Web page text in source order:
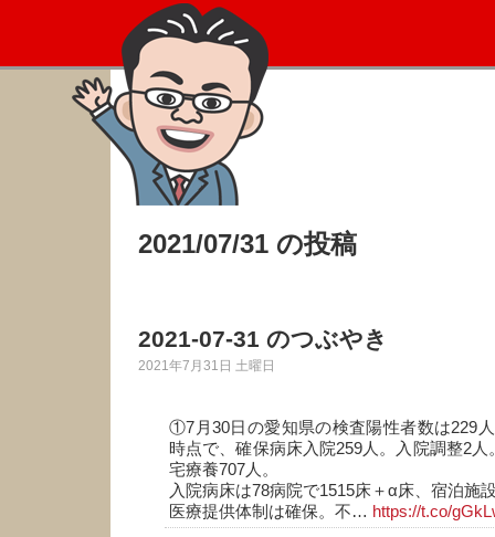
2021/07/31 の投稿
2021-07-31 のつぶやき
2021年7月31日 土曜日
①7月30日の愛知県の検査陽性者数は229
時点で、確保病床入院259人。入院調整2
宅療養707人。
入院病床は78病院で1515床＋α床、宿泊施
医療提供体制は確保。不… https://t.co/